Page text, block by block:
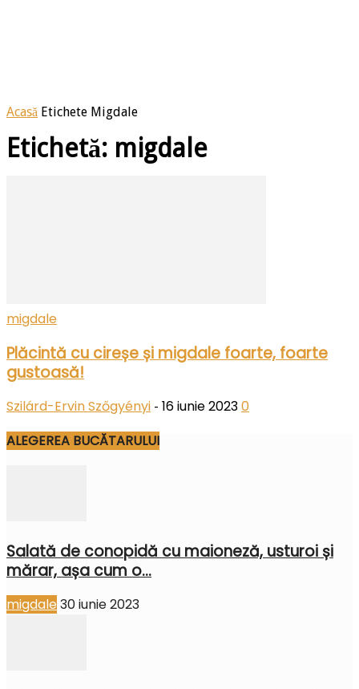
Acasă Etichete Migdale
Etichetă: migdale
migdale
Plăcintă cu cireșe și migdale foarte, foarte
gustoasă!
Szilárd-Ervin Szőgyényi - 16 iunie 20230
ALEGEREA BUCĂTARULUI
Salată de conopidă cu maioneză, usturoi și
mărar, așa cum o...
migdale30 iunie 2023